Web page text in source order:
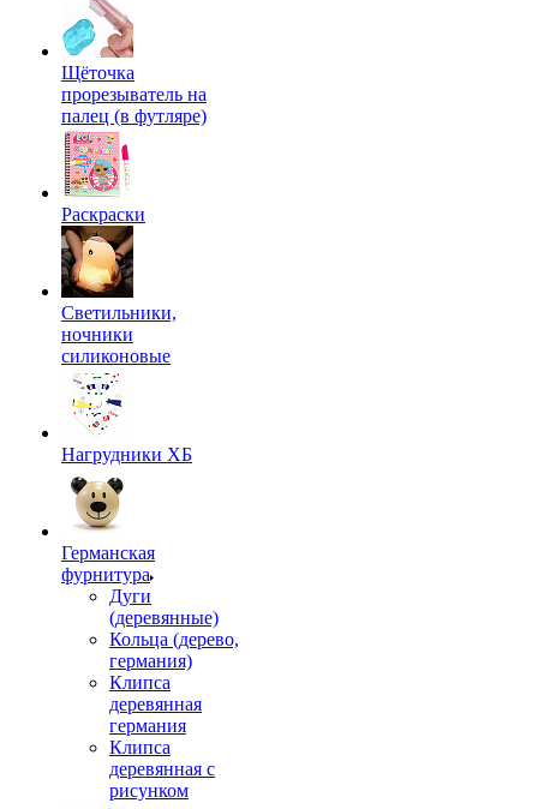
Щёточка
прорезыватель на
палец (в футляре)
Раскраски
Светильники,
ночники
силиконовые
Нагрудники ХБ
Германская
фурнитура
Дуги
(деревянные)
Кольца (дерево,
германия)
Клипса
деревянная
германия
Клипса
деревянная с
рисунком